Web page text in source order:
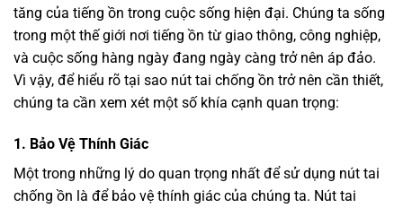
tăng của tiếng ồn trong cuộc sống hiện đại. Chúng ta sống
trong một thế giới nơi tiếng ồn từ giao thông, công nghiệp,
và cuộc sống hàng ngày đang ngày càng trở nên áp đảo.
Vì vậy, để hiểu rõ tại sao nút tai chống ồn trở nên cần thiết,
chúng ta cần xem xét một số khía cạnh quan trọng:
1. Bảo Vệ Thính Giác
Một trong những lý do quan trọng nhất để sử dụng nút tai
chống ồn là để bảo vệ thính giác của chúng ta. Nút tai